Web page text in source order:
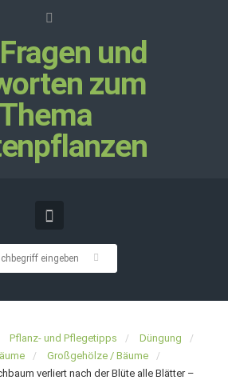
und
zum
Thema
Pflanz- und Pflegetipps
Düngung
Großgehölze / Bäume
verliert nach der Blüte alle Blätter –